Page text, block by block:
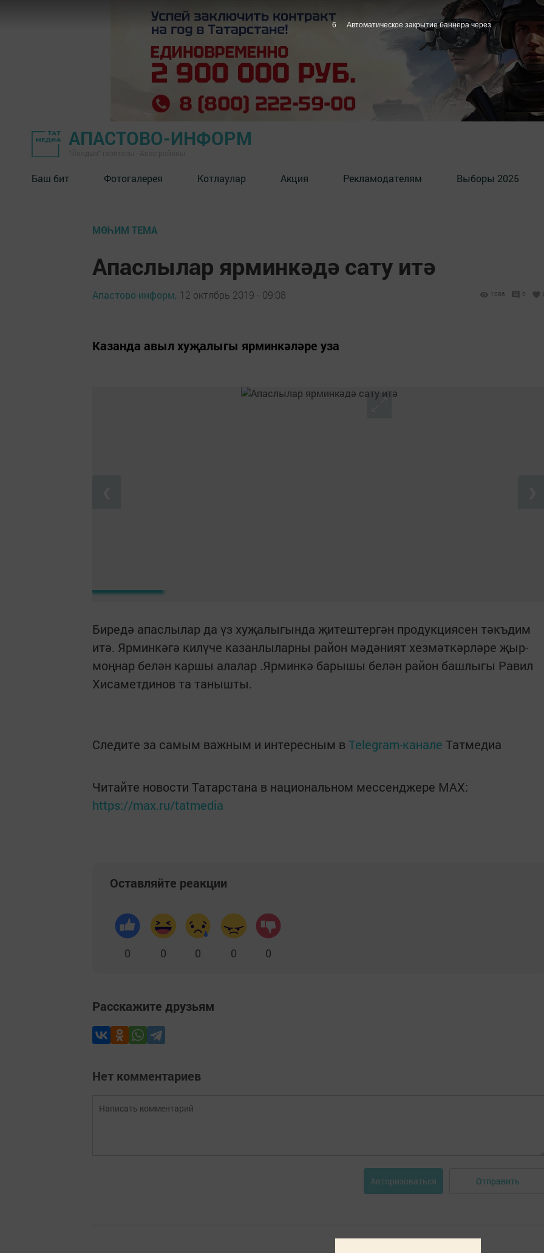
АПАСТОВО-ИНФОРМ
Баш бит Фотогалерея Котлаулар Акция Рекламодателям Выборы 2025
МӨҺИМ ТЕМА
Апаслылар ярминкәдә сату итә
Апастово-информ, 12 октябрь 2019 - 09:08 1086 0
Казанда авыл хуҗалыгы ярминкәләре уза
Биредә апаслылар да үз хуҗалыгында җитештергән продукциясен тәкъдим
итә. Ярминкәгә килүче казанлыларны район мәдәният хезмәткәрләре җыр-
моңнар белән каршы алалар .Ярминкә барышы белән район башлыгы Равил
Хисаметдинов та танышты.
Следите за самым важным и интересным в Telegram-канале Татмедиа
Читайте новости Татарстана в национальном мессенджере MАХ:
https://max.ru/tatmedia
Оставляйте реакции
0 0 0 0 0
Расскажите друзьям
Нет комментариев
Авторизоваться Отправить
5 Автоматическое закрытие баннера через